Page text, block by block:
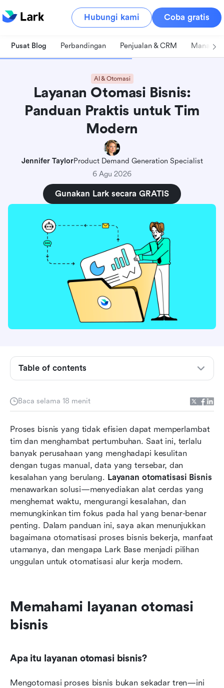
Hubungi kami Coba gratis
Pusat Blog Perbandingan Penjualan & CRM
AI & Otomasi
Layanan Otomasi Bisnis:
Panduan Praktis untuk Tim
Modern
Jennifer TaylorProduct Demand Generation Specialist
6 Agu 2026
Gunakan Lark secara GRATIS
Baca selama 18 menit
Proses bisnis yang tidak efisien dapat memperlambat
tim dan menghambat pertumbuhan. Saat ini, terlalu
banyak perusahaan yang menghadapi kesulitan
dengan tugas manual, data yang tersebar, dan
kesalahan yang berulang. Layanan otomatisasi Bisnis
menawarkan solusi—menyediakan alat cerdas yang
menghemat waktu, mengurangi kesalahan, dan
memungkinkan tim fokus pada hal yang benar-benar
penting. Dalam panduan ini, saya akan menunjukkan
bagaimana otomatisasi proses bisnis bekerja, manfaat
utamanya, dan mengapa Lark Base menjadi pilihan
unggulan untuk otomatisasi alur kerja modern.
Memahami layanan otomasi
bisnis
Apa itu layanan otomasi bisnis?
Mengotomasi proses bisnis bukan sekadar tren—ini
Table of contents
otomatisasi bisnis
bisnis
Anda dengan Lark Base
Menangani tantangan umum dalam adopsi
otomasi bisnis
Langkah praktis untuk menerapkan layanan
otomatisasi bisnis
Tren yang membentuk masa depan layanan
otomasi bisnis
FAQ: Layanan Otomasi Bisnis
Kesimpulan